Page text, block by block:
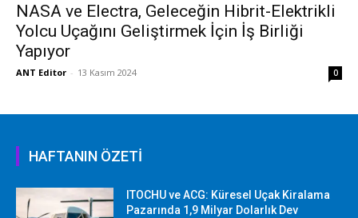
NASA ve Electra, Geleceğin Hibrit-Elektrikli
Yolcu Uçağını Geliştirmek İçin İş Birliği
Yapıyor
ANT Editor - 13 Kasım 2024 0
HAFTANIN ÖZETİ
ITOCHU ve ACG: Küresel Uçak Kiralama
Pazarında 1,9 Milyar Dolarlık Dev